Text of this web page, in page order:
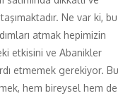
Ne var ki, bu
atmak hepimizin
etkisini ve Abanikler
etmemek gerekiyor. Bu
hem bireysel hem de